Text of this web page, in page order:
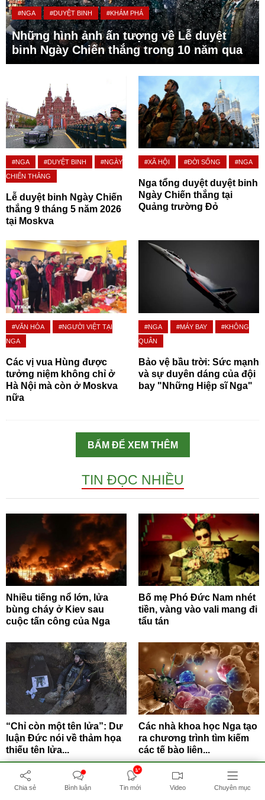
#NGA #DUYỆT BINH #KHÁM PHÁ
Những hình ảnh ấn tượng về Lễ duyệt
binh Ngày Chiến thắng trong 10 năm qua
#NGA #DUYỆT BINH
#NGÀY
CHIẾN THẮNG
Lễ duyệt binh Ngày Chiến
thắng 9 tháng 5 năm 2026
tại Moskva
#XÃ HỘI #ĐỜI SỐNG #NGA
Nga tổng duyệt duyệt binh
Ngày Chiến thắng tại
Quảng trường Đỏ
#VĂN HÓA
#NGƯỜI VIỆT TẠI
NGA
Các vị vua Hùng được
tưởng niệm không chỉ ở
Hà Nội mà còn ở Moskva
nữa
#NGA #MÁY BAY
#KHÔNG
QUÂN
Bảo vệ bầu trời: Sức mạnh
và sự duyên dáng của đội
bay "Những Hiệp sĩ Nga"
BẤM ĐỂ XEM THÊM
TIN ĐỌC NHIỀU
Nhiều tiếng nổ lớn, lửa
bùng cháy ở Kiev sau
cuộc tấn công của Nga
Bố mẹ Phó Đức Nam nhét
tiền, vàng vào vali mang đi
tẩu tán
“Chỉ còn một tên lửa”: Dư
luận Đức nói về thảm họa
thiếu tên lửa...
Các nhà khoa học Nga tạo
ra chương trình tìm kiếm
các tế bào liên...
Chia sẻ Bình luận
4+
Tin mới Video Chuyên mục